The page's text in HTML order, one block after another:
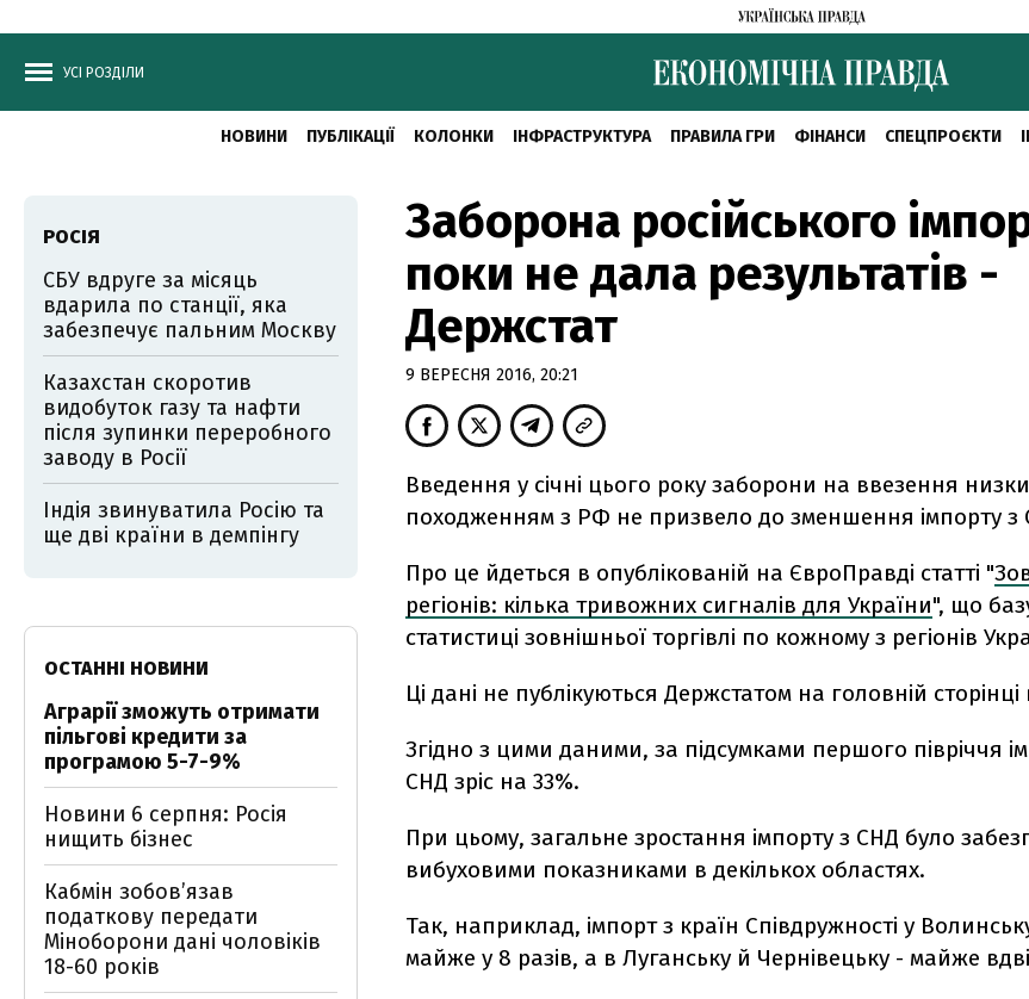
УСІ РОЗДІЛИ
НОВИНИ ПУБЛІКАЦІЇ КОЛОНКИ ІНФРАСТРУКТУРА ПРАВИЛА ГРИ ФІНАНСИ СПЕЦПРОЄКТИ
Заборона російського
поки не дала результатів -
Держстат
9 ВЕРЕСНЯ 2016, 20:21
Введення у січні цього року заборони на ввезення
походженням з РФ не призвело до зменшення імпорту з
Про це йдеться в опублікованій на ЄвроПравді статті "
регіонів: кілька тривожних сигналів для України", що
статистиці зовнішньої торгівлі по кожному з регіонів
Ці дані не публікуються Держстатом на головній сторінці
Згідно з цими даними, за підсумками першого півріччя
СНД зріс на 33%.
При цьому, загальне зростання імпорту з СНД було
вибуховими показниками в декількох областях.
Так, наприклад, імпорт з країн Співдружності у
майже у 8 разів, а в Луганську й Чернівецьку - майже
РОСІЯ
СБУ вдруге за місяць
вдарила по станції, яка
забезпечує пальним Москву
Казахстан скоротив
видобуток газу та нафти
після зупинки переробного
заводу в Росії
Індія звинуватила Росію та
ще дві країни в демпінгу
ОСТАННІ НОВИНИ
Аграрії зможуть отримати
пільгові кредити за
програмою 5-7-9%
Новини 6 серпня: Росія
нищить бізнес
Кабмін зобовʼязав
податкову передати
Міноборони дані чоловіків
18-60 років